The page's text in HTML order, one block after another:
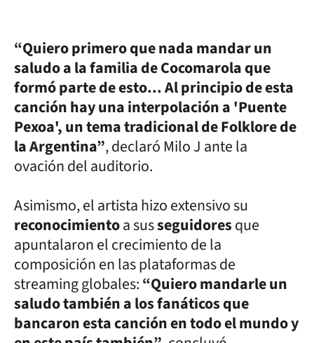
“Quiero primero que nada mandar un
saludo a la familia de Cocomarola que
formó parte de esto... Al principio de esta
canción hay una interpolación a 'Puente
Pexoa', un tema tradicional de Folklore de
la Argentina”, declaró Milo J ante la
ovación del auditorio.
Asimismo, el artista hizo extensivo su
reconocimientoa susseguidoresque
apuntalaron el crecimiento de la
composición en las plataformas de
streaming globales:“Quiero mandarle un
saludo también a los fanáticos que
bancaron esta canción en todo el mundo y